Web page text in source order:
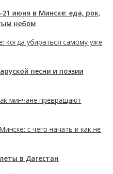
июня в Минске: еда, рок,
небом
когда убираться самому уже
песни и поэзии
минчане превращают
с чего начать и как не
в Дагестан